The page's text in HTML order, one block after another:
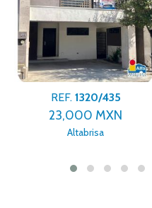
REF. 1320/435
23,000 MXN
Altabrisa